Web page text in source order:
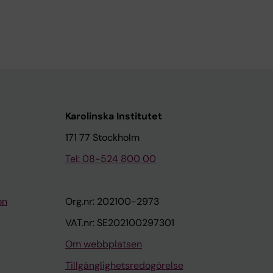
Karolinska Institutet
171 77 Stockholm
Tel: 08-524 800 00
Org.nr: 202100-2973
VAT.nr: SE202100297301
Om webbplatsen
Tillgänglighetsredogörelse